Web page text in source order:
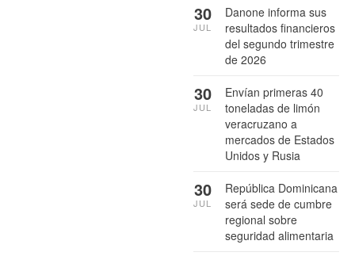
Danone informa sus
resultados financieros
del segundo trimestre
de 2026
30
JUL
Envían primeras 40
toneladas de limón
veracruzano a
mercados de Estados
Unidos y Rusia
30
JUL
República Dominicana
será sede de cumbre
regional sobre
seguridad alimentaria
30
JUL